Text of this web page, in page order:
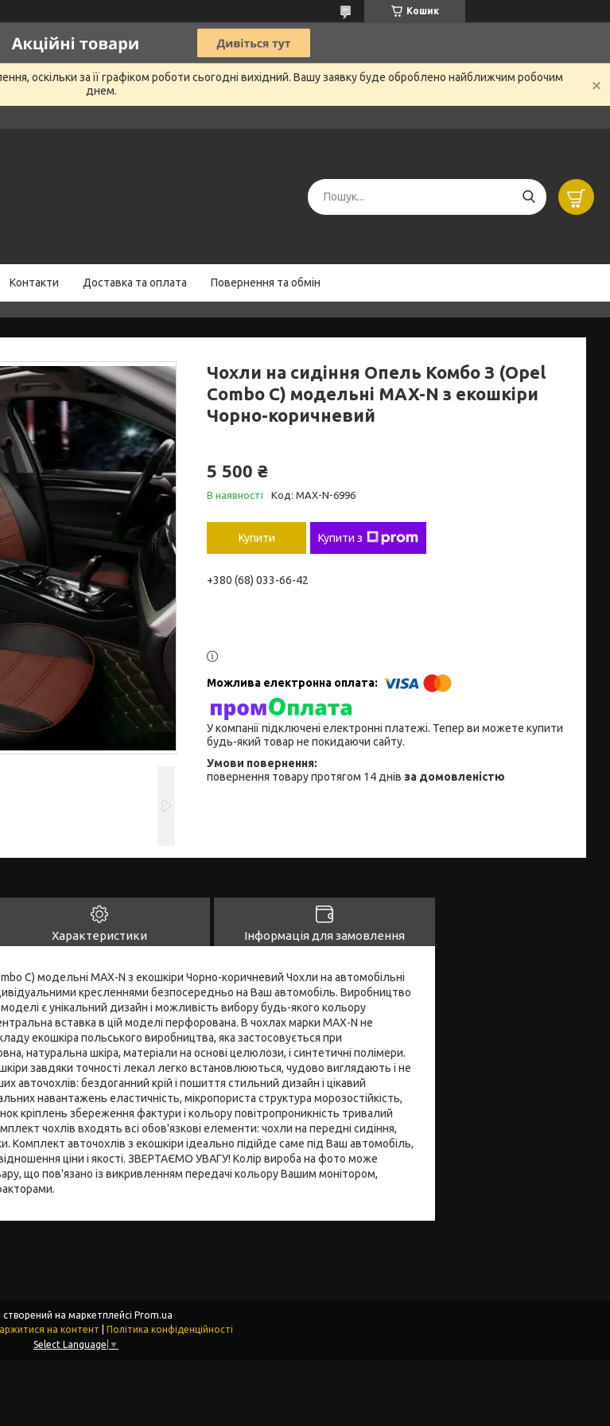
Кошик
оскільки за її графіком роботи сьогодні вихідний. Вашу заявку буде оброблено найближчим робочим
днем.
Контакти Доставка та оплата Повернення та обмін
Чохли на сидіння Опель Комбо З (Opel
Combo C) модельні MAX-N з екошкіри
Чорно-коричневий
5 500 ₴
В наявності Код: MAX-N-6996
Купити Купити з
+380 (68) 033-66-42
У компанії підключені електронні платежі. Тепер ви можете купити
будь-який товар не покидаючи сайту.
повернення товару протягом 14 днів за домовленістю
Характеристики Інформація для замовлення
C) модельні MAX-N з екошкіри Чорно-коричневий Чохли на автомобільні
кресленнями безпосередньо на Ваш автомобіль. Виробництво
є унікальний дизайн і можливість вибору будь-якого кольору
вставка в цій моделі перфорована. В чохлах марки MAX-N не
екошкіра польського виробництва, яка застосовується при
натуральна шкіра, матеріали на основі целюлози, і синтетичні полімери.
завдяки точності лекал легко встановлюються, чудово виглядають і не
авточохлів: бездоганний крій і пошиття стильний дизайн і цікавий
навантажень еластичність, мікропориста структура морозостійкість,
кріплень збереження фактури і кольору повітропроникність тривалий
чохлів входять всі обов'язкові елементи: чохли на передні сидіння,
Комплект авточохлів з екошкіри ідеально підійде саме під Ваш автомобіль,
ціни і якості. ЗВЕРТАЄМО УВАГУ! Колір вироба на фото може
що пов'язано із викривленням передачі кольору Вашим монітором,
створений на маркетплейсі Prom.ua
на контент
Політика конфіденційності
Select Language ▼